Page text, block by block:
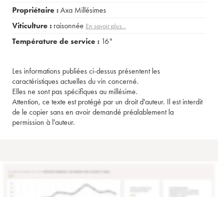
Propriétaire :Axa Millésimes
Viticulture : raisonnée En savoir plus...
Température de service : 16°
Les informations publiées ci-dessus présentent les
caractéristiques actuelles du vin concerné.
Elles ne sont pas spécifiques au millésime.
Attention, ce texte est protégé par un droit d'auteur. Il est interdit
de le copier sans en avoir demandé préalablement la
permission à l'auteur.